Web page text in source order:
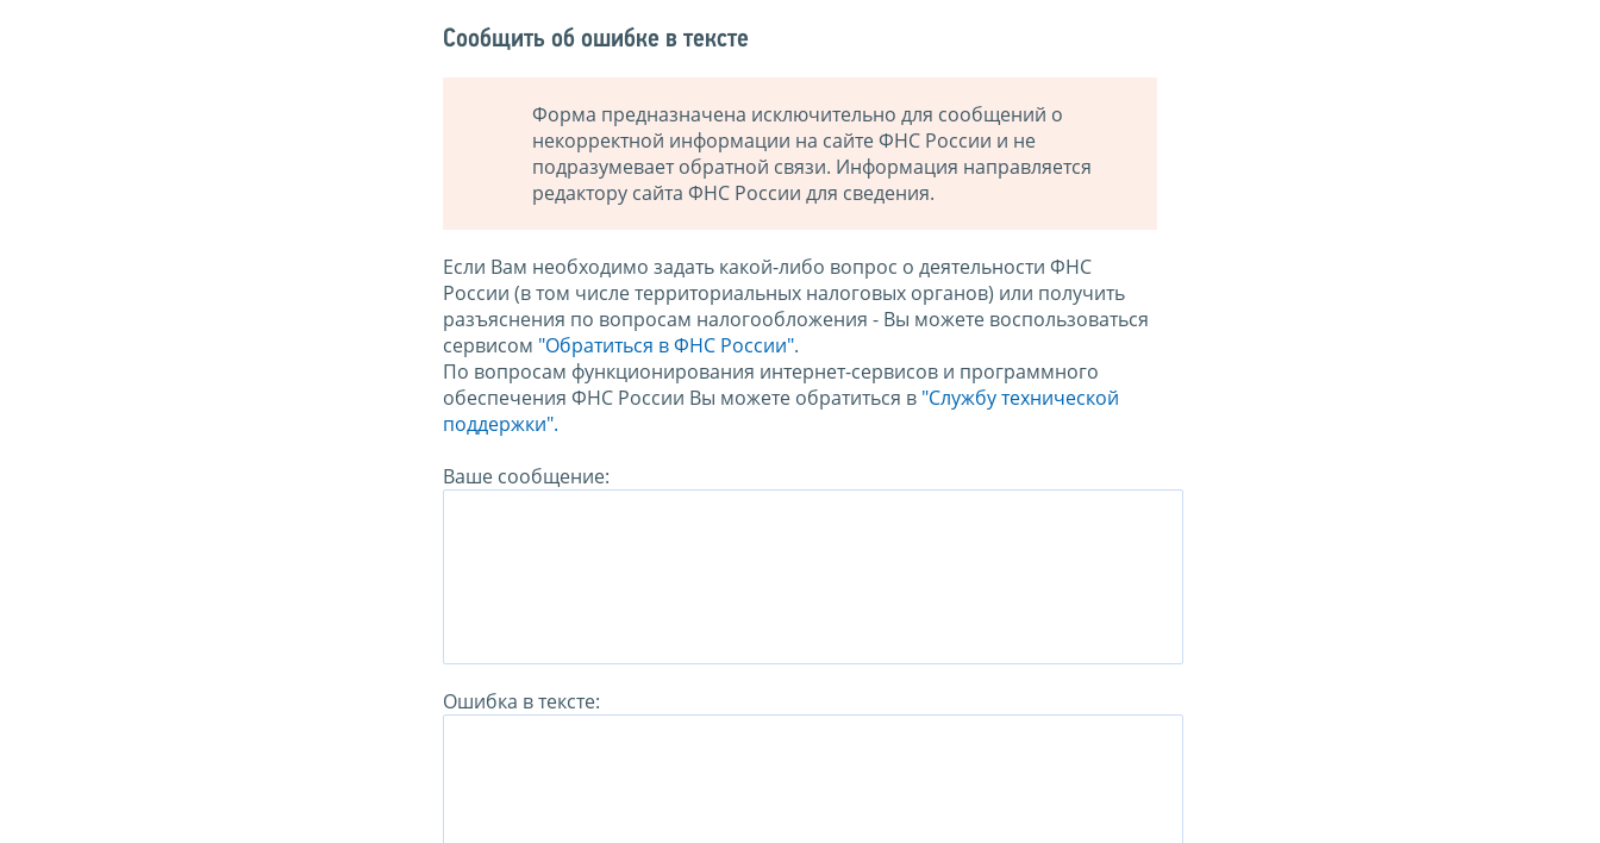
Сообщить об ошибке в тексте
Форма предназначена исключительно для сообщений о
некорректной информации на сайте ФНС России и не
подразумевает обратной связи. Информация направляется
редактору сайта ФНС России для сведения.
Если Вам необходимо задать какой-либо вопрос о деятельности ФНС
России (в том числе территориальных налоговых органов) или получить
разъяснения по вопросам налогообложения - Вы можете воспользоваться
сервисом "Обратиться в ФНС России".
По вопросам функционирования интернет-сервисов и программного
обеспечения ФНС России Вы можете обратиться в "Службу технической
поддержки".
Ваше сообщение:
Ошибка в тексте: